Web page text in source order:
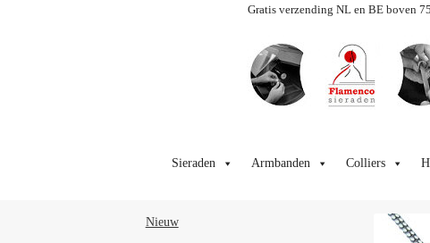
Gratis verzending NL en BE boven
door
naar
Sieraden Armbanden Colliers
Nieuw